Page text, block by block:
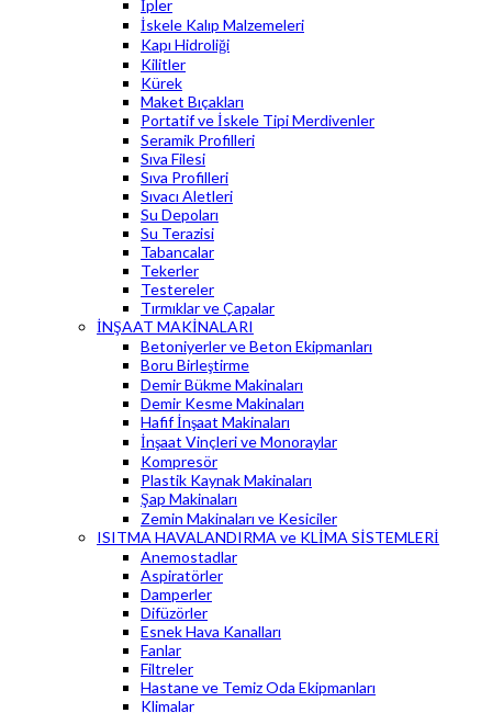
İpler
İskele Kalıp Malzemeleri
Kapı Hidroliği
Kilitler
Kürek
Maket Bıçakları
Portatif ve İskele Tipi Merdivenler
Seramik Profilleri
Sıva Filesi
Sıva Profilleri
Sıvacı Aletleri
Su Depoları
Su Terazisi
Tabancalar
Tekerler
Testereler
Tırmıklar ve Çapalar
İNŞAAT MAKİNALARI
Betoniyerler ve Beton Ekipmanları
Boru Birleştirme
Demir Bükme Makinaları
Demir Kesme Makinaları
Hafif İnşaat Makinaları
İnşaat Vinçleri ve Monoraylar
Kompresör
Plastik Kaynak Makinaları
Şap Makinaları
Zemin Makinaları ve Kesiciler
ISITMA HAVALANDIRMA ve KLİMA SİSTEMLERİ
Anemostadlar
Aspiratörler
Damperler
Difüzörler
Esnek Hava Kanalları
Fanlar
Filtreler
Hastane ve Temiz Oda Ekipmanları
Klimalar